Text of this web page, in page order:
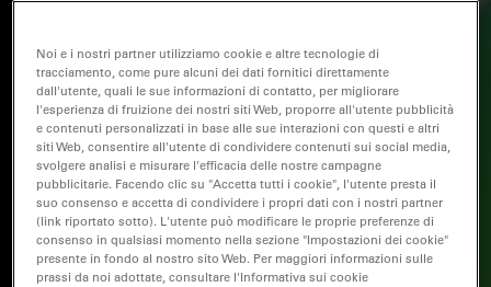
Noi e i nostri partner utilizziamo cookie e altre tecnologie di
tracciamento, come pure alcuni dei dati fornitici direttamente
dall'utente, quali le sue informazioni di contatto, per migliorare
l'esperienza di fruizione dei nostri siti Web, proporre all'utente pubblicità
e contenuti personalizzati in base alle sue interazioni con questi e altri
siti Web, consentire all'utente di condividere contenuti sui social media,
svolgere analisi e misurare l'efficacia delle nostre campagne
pubblicitarie. Facendo clic su "Accetta tutti i cookie", l'utente presta il
suo consenso e accetta di condividere i propri dati con i nostri partner
(link riportato sotto). L'utente può modificare le proprie preferenze di
consenso in qualsiasi momento nella sezione "Impostazioni dei cookie"
presente in fondo al nostro sito Web. Per maggiori informazioni sulle
prassi da noi adottate, consultare l'Informativa sui cookie